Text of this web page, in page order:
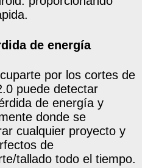
de energía
por los cortes de
puede detectar
de energía y
donde se
cualquier proyecto y
de
tallado todo el tiempo.